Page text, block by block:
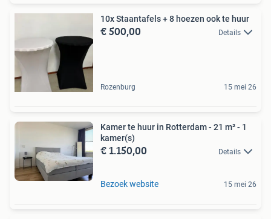
10x Staantafels + 8 hoezen ook te huur
€ 500,00 Details
Rozenburg 15 mei 26
Kamer te huur in Rotterdam - 21 m² - 1
kamer(s)
€ 1.150,00 Details
Bezoek website 15 mei 26